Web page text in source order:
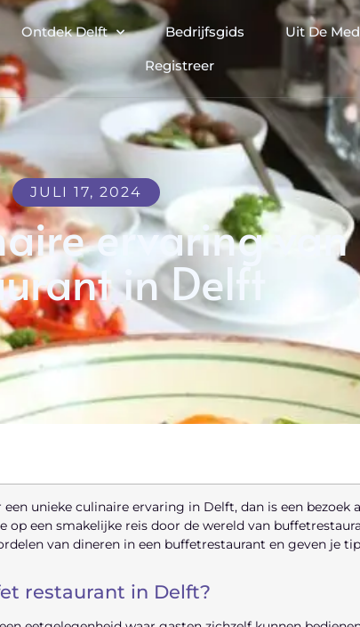
Ontdek Delft Bedrijfsgids Uit De
Registreer
JULI 17, 2024
ervaring
in Delft
een unieke culinaire ervaring in Delft, dan is een
op een smakelijke reis door de wereld van
van dineren in een buffetrestaurant en geven je
restaurant in Delft?